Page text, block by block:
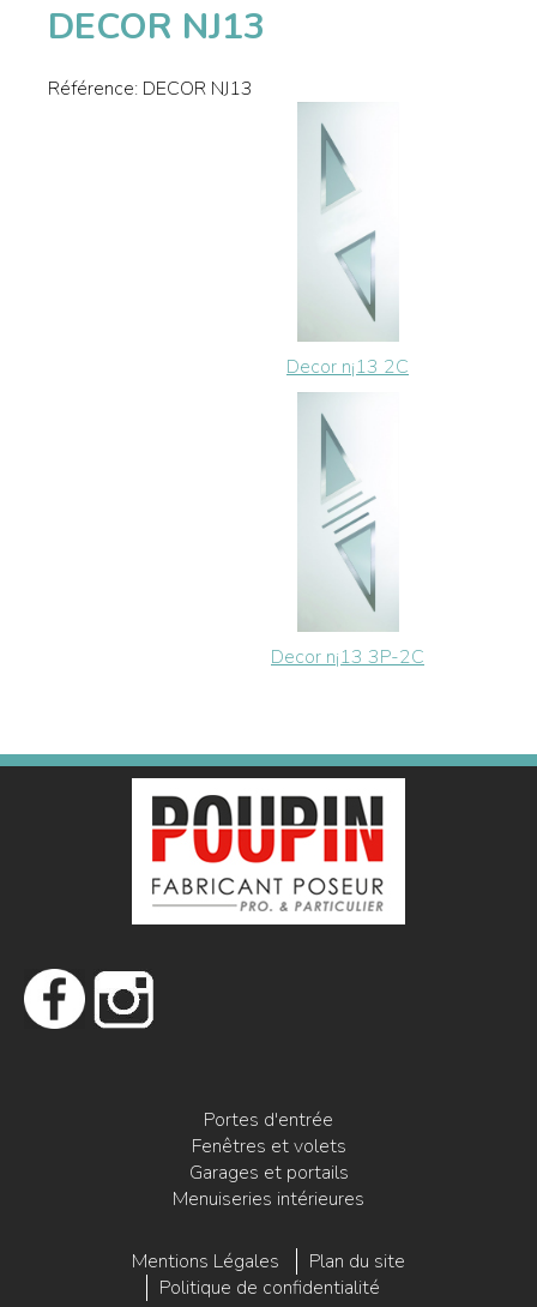
DECOR NJ13
Référence: DECOR NJ13
Decor n¡13 2C
Decor n¡13 3P-2C
Portes d'entrée
Fenêtres et volets
Garages et portails
Menuiseries intérieures
Mentions Légales
Plan du site
Politique de confidentialité